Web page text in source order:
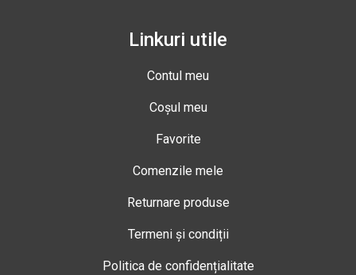
Linkuri utile
Contul meu
Coșul meu
Favorite
Comenzile mele
Returnare produse
Termeni și condiții
Politica de confidențialitate